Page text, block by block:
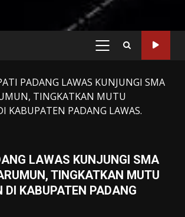
PRIMARY
PADANG LAWAS KUNJUNGI SMA
TINGKATKAN MUTU
KABUPATEN PADANG LAWAS.
LAWAS KUNJUNGI SMA
TINGKATKAN MUTU
DI KABUPATEN PADANG